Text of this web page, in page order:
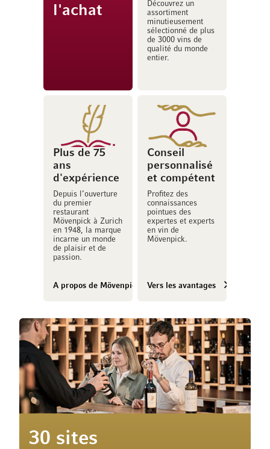
l'achat
Découvrez un
assortiment
minutieusement
sélectionné de plus
de 3000 vins de
qualité du monde
entier.
Plus de 75
ans
d'expérience
Depuis l’ouverture
du premier
restaurant
Mövenpick à Zurich
en 1948, la marque
incarne un monde
de plaisir et de
passion.
A propos de Mövenpick Vins
Conseil
personnalisé
et compétent
Profitez des
connaissances
pointues des
expertes et experts
en vin de
Mövenpick.
Vers les avantages
30 sites